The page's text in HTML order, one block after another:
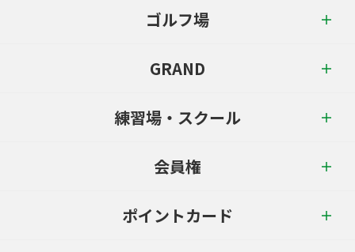
ゴルフ場
GRAND
練習場・スクール
会員権
ポイントカード